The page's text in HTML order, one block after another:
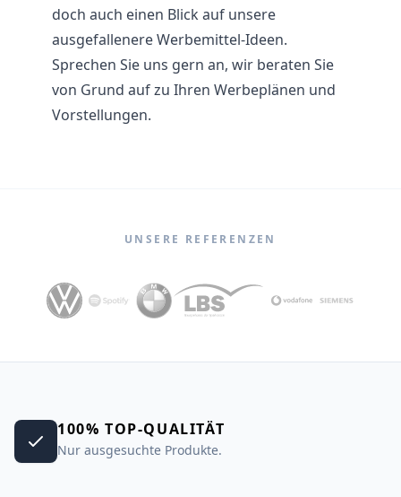
doch auch einen Blick auf unsere
ausgefallenere Werbemittel-Ideen.
Sprechen Sie uns gern an, wir beraten Sie
von Grund auf zu Ihren Werbeplänen und
Vorstellungen.
UNSERE REFERENZEN
100% TOP-QUALITÄT
Nur ausgesuchte Produkte.